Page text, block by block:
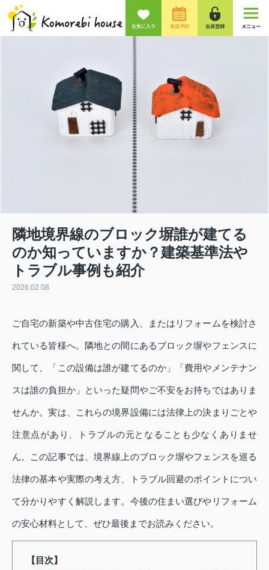
お気に入り 来店予約 会員登録 メニュー
隣地境界線のブロック塀誰が建てる
のか知っていますか？建築基準法や
トラブル事例も紹介
2026.02.08
ご自宅の新築や中古住宅の購入、またはリフォームを検討さ
れている皆様へ。隣地との間にあるブロック塀やフェンスに
関して、「この設備は誰が建てるのか」「費用やメンテナン
スは誰の負担か」といった疑問やご不安をお持ちではありま
せんか。実は、これらの境界設備には法律上の決まりごとや
注意点があり、トラブルの元となることも少なくありませ
ん。この記事では、境界線上のブロック塀やフェンスを巡る
法律の基本や実際の考え方、トラブル回避のポイントについ
て分かりやすく解説します。今後の住まい選びやリフォーム
の安心材料として、ぜひ最後までお読みください。
【目次】